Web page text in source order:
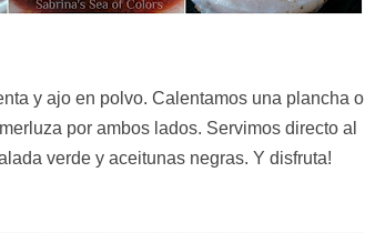
y ajo en polvo. Calentamos una plancha o
por ambos lados. Servimos directo al
verde y aceitunas negras. Y disfruta!